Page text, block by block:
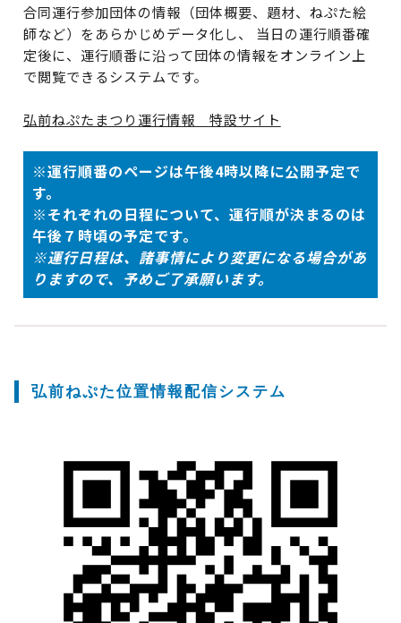
合同運行参加団体の情報（団体概要、題材、ねぷた絵
師など）をあらかじめデータ化し、 当日の運行順番確
定後に、運行順番に沿って団体の情報をオンライン上
で閲覧できるシステムです。
弘前ねぷたまつり運行情報 特設サイト
※運行順番のページは午後4時以降に公開予定で
す。
※それぞれの日程について、運行順が決まるのは
午後７時頃の予定です。
※運行日程は、諸事情により変更になる場合があ
りますので、予めご了承願います。
弘前ねぷた位置情報配信システム